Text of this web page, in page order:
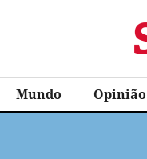
Mundo Opinião